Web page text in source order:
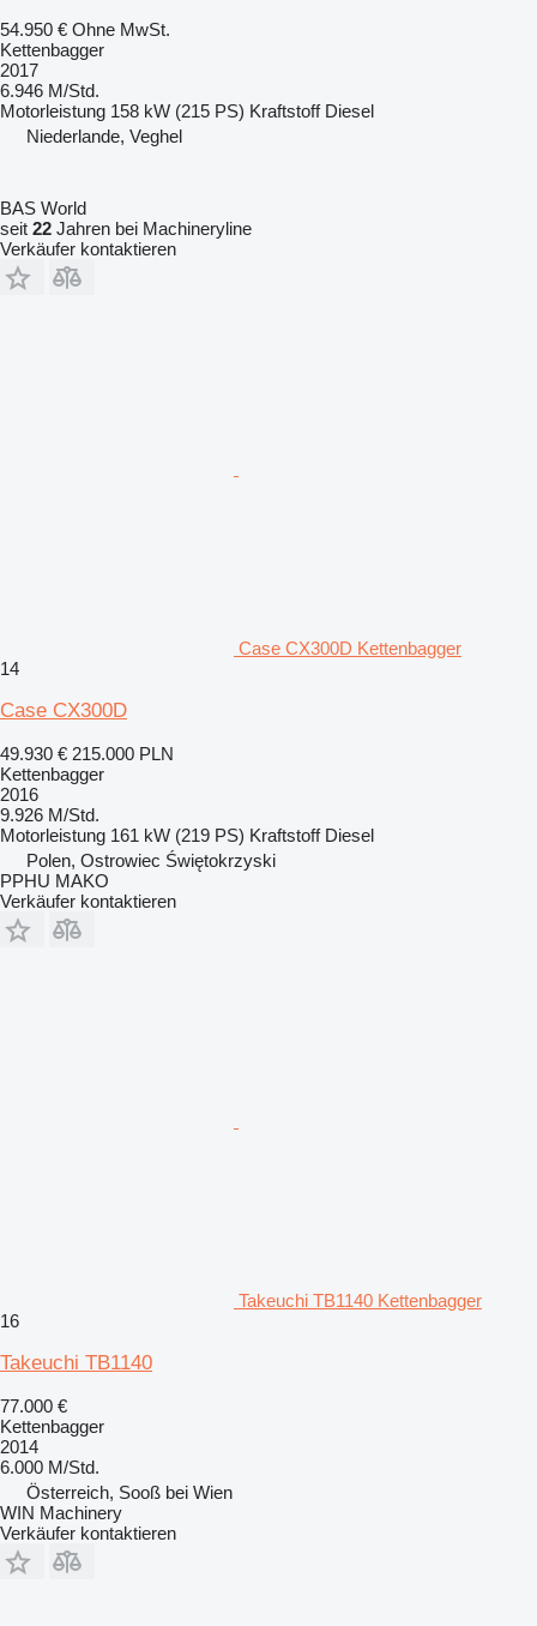
54.950 € Ohne MwSt.
Kettenbagger
2017
6.946 M/Std.
Motorleistung 158 kW (215 PS) Kraftstoff Diesel
Niederlande, Veghel
BAS World
seit 22 Jahren bei Machineryline
Verkäufer kontaktieren
Case CX300D Kettenbagger
14
Case CX300D
49.930 € 215.000 PLN
Kettenbagger
2016
9.926 M/Std.
Motorleistung 161 kW (219 PS) Kraftstoff Diesel
Polen, Ostrowiec Świętokrzyski
PPHU MAKO
Verkäufer kontaktieren
Takeuchi TB1140 Kettenbagger
16
Takeuchi TB1140
77.000 €
Kettenbagger
2014
6.000 M/Std.
Österreich, Sooß bei Wien
WIN Machinery
Verkäufer kontaktieren